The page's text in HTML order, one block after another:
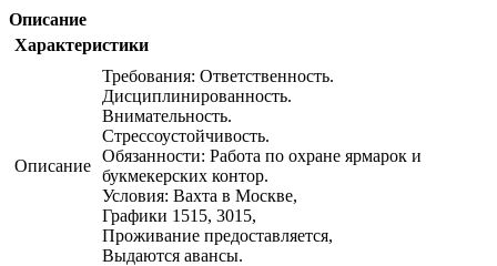
Описание
Характеристики
Описание
Требования: Ответственность.
Дисциплинированность.
Внимательность.
Стрессоустойчивость.
Обязанности: Работа по охране ярмарок и
букмекерских контор.
Условия: Вахта в Москве,
Графики 1515, 3015,
Проживание предоставляется,
Выдаются авансы.